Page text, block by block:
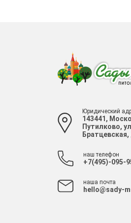
Юридический
143441,
Путилково,
Братцевская,
наш телефон
+7(495)-095-
наша почта
hello@sady-